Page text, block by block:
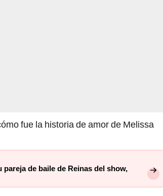
fue la historia de amor de Melissa
de baile de Reinas del show,